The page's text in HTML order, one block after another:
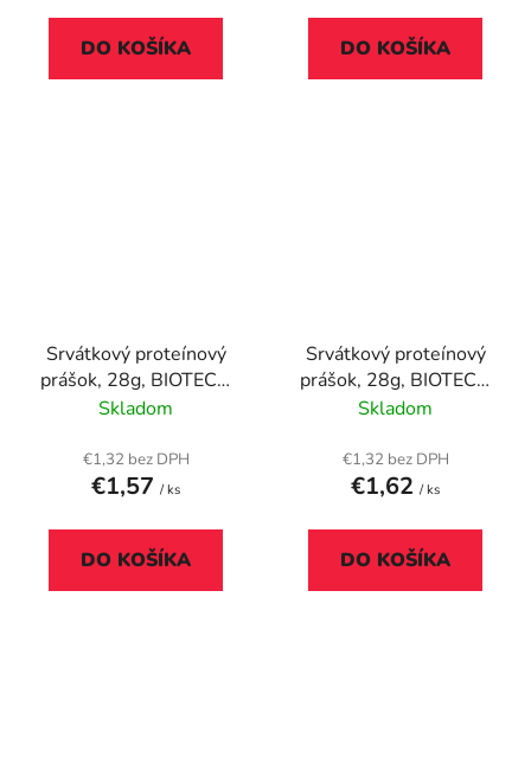
DO KOŠÍKA DO KOŠÍKA
Srvátkový proteínový
prášok, 28g, BIOTECH
USA "100% Pure
Skladom
€1,32 bez DPH
€1,57 / ks
DO KOŠÍKA
Srvátkový proteínový
prášok, 28g, BIOTECH
USA "100% Pure
cappuccino
Skladom
€1,32 bez DPH
€1,62 / ks
DO KOŠÍKA